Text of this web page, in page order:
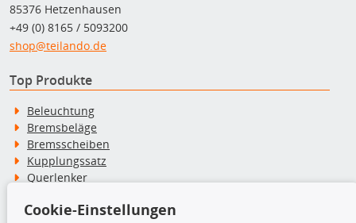
85376 Hetzenhausen
+49 (0) 8165 / 5093200
shop@teilando.de
Top Produkte
Beleuchtung
Bremsbeläge
Bremsscheiben
Kupplungssatz
Querlenker
Stoßdämpfer
Cookie-Einstellungen